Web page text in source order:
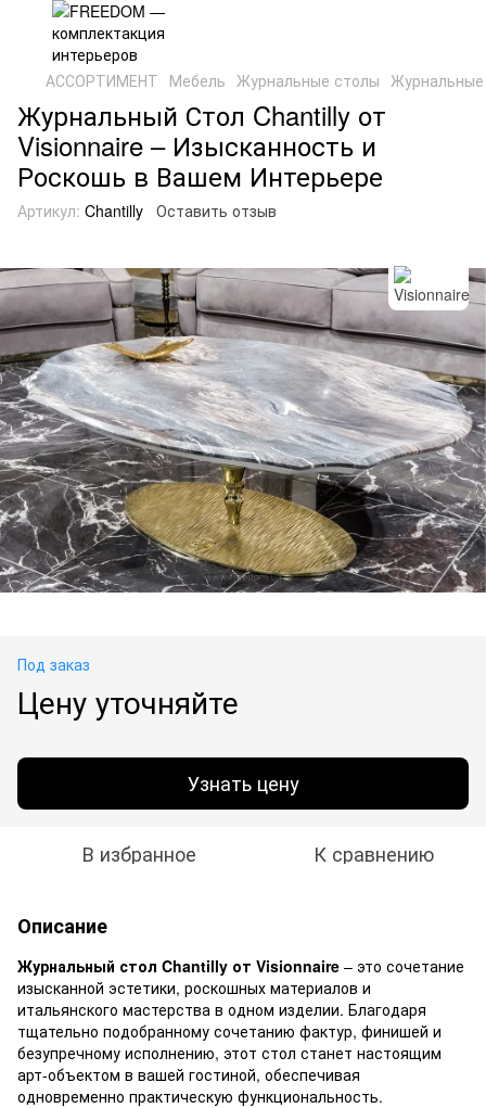
АССОРТИМЕНТ Мебель Журнальные столы Журнальные
Журнальный Стол Chantilly от
Visionnaire – Изысканность и
Роскошь в Вашем Интерьере
Артикул: Chantilly Оставить отзыв
Под заказ
Цену уточняйте
Узнать цену
В избранное К сравнению
Описание
Журнальный стол Chantilly от Visionnaire – это сочетание
изысканной эстетики, роскошных материалов и
итальянского мастерства в одном изделии. Благодаря
тщательно подобранному сочетанию фактур, финишей и
безупречному исполнению, этот стол станет настоящим
арт-объектом в вашей гостиной, обеспечивая
одновременно практическую функциональность.